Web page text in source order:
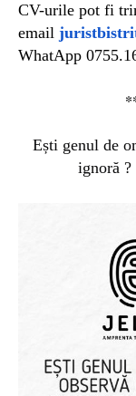
CV-urile pot fi
email
WhatApp
Ești genul de
ignoră